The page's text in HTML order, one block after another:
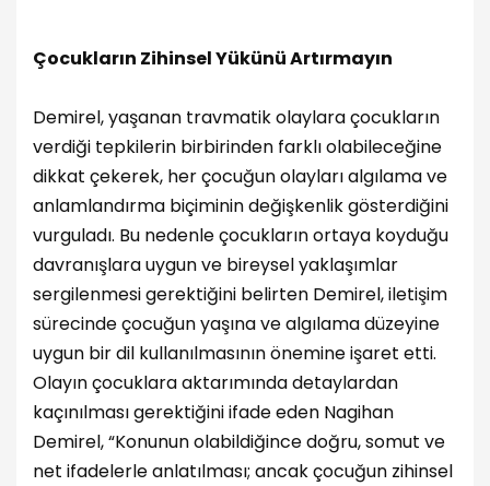
Çocukların Zihinsel Yükünü Artırmayın
Demirel, yaşanan travmatik olaylara çocukların
verdiği tepkilerin birbirinden farklı olabileceğine
dikkat çekerek, her çocuğun olayları algılama ve
anlamlandırma biçiminin değişkenlik gösterdiğini
vurguladı. Bu nedenle çocukların ortaya koyduğu
davranışlara uygun ve bireysel yaklaşımlar
sergilenmesi gerektiğini belirten Demirel, iletişim
sürecinde çocuğun yaşına ve algılama düzeyine
uygun bir dil kullanılmasının önemine işaret etti.
Olayın çocuklara aktarımında detaylardan
kaçınılması gerektiğini ifade eden Nagihan
Demirel, “Konunun olabildiğince doğru, somut ve
net ifadelerle anlatılması; ancak çocuğun zihinsel